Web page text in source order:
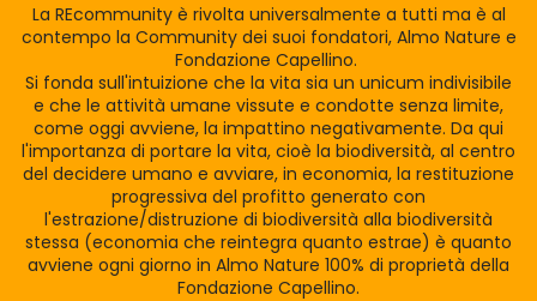
La REcommunity è rivolta universalmente a tutti ma è al
contempo la Community dei suoi fondatori, Almo Nature e
Fondazione Capellino.
Si fonda sull'intuizione che la vita sia un unicum indivisibile
e che le attività umane vissute e condotte senza limite,
come oggi avviene, la impattino negativamente. Da qui
l'importanza di portare la vita, cioè la biodiversità, al centro
del decidere umano e avviare, in economia, la restituzione
progressiva del profitto generato con
l'estrazione/distruzione di biodiversità alla biodiversità
stessa (economia che reintegra quanto estrae) è quanto
avviene ogni giorno in Almo Nature 100% di proprietà della
Fondazione Capellino.